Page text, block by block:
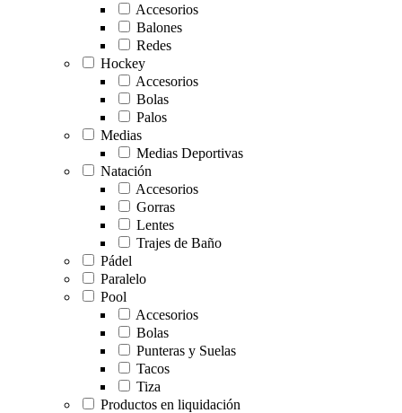
Accesorios
Balones
Redes
Hockey
Accesorios
Bolas
Palos
Medias
Medias Deportivas
Natación
Accesorios
Gorras
Lentes
Trajes de Baño
Pádel
Paralelo
Pool
Accesorios
Bolas
Punteras y Suelas
Tacos
Tiza
Productos en liquidación